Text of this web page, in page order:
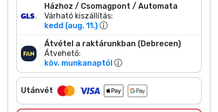
Házhoz / Csomagpont / Automata
Várható kiszállítás:
kedd (aug. 11.)
Átvétel a raktárunkban (Debrecen)
Átvehető:
köv. munkanaptól
Utánvét